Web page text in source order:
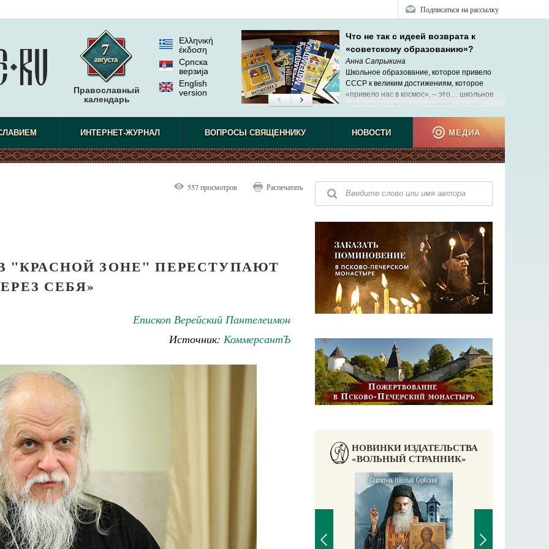
Подписаться на рассылку
Православный
календарь
Ελληνική
έκδοση
Српска
верзиjа
English
version
Что не так с идеей возврата к
«советскому образованию»?
Анна Сапрыкина
Школьное образование, которое привело
СССР к великим достижениям, которое
«привело нас в космос», ‒ это… школьное
образование времени правления царя
Николая II.
ИНТЕРНЕТ-ЖУРНАЛ ВОПРОСЫ СВЯЩЕННИКУ НОВОСТИ МЕДИА
557 просмотров Распечатать
"КРАСНОЙ ЗОНЕ" ПЕРЕСТУПАЮТ
СЕБЯ»
Епископ Верейский Пантелеимон
Источник: КоммерсантЪ
НОВИНКИ ИЗДАТЕЛЬСТВА
«ВОЛЬНЫЙ СТРАННИК»